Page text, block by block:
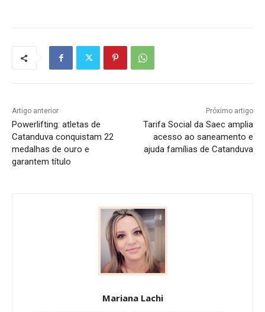
Artigo anterior
Powerlifting: atletas de
Catanduva conquistam 22
medalhas de ouro e
garantem título
Próximo artigo
Tarifa Social da Saec amplia
acesso ao saneamento e
ajuda famílias de Catanduva
Mariana Lachi